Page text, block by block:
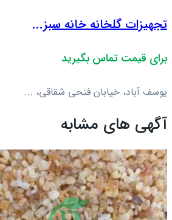
تجهیزات گلخانه خانه سبز...
برای قیمت تماس بگیرید
یوسف آباد، خیابان فتحی شقاقی، ...
آگهی های مشابه